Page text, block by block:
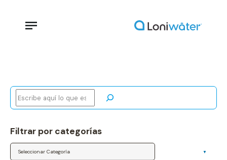
Buscar
Filtrar por categorías
Categorías